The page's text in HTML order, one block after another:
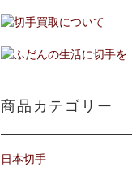
商品カテゴリー
日本切手